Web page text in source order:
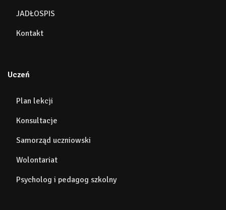
JADŁOSPIS
Kontakt
Uczeń
Plan lekcji
Konsultacje
Samorząd uczniowski
Wolontariat
Psycholog i pedagog szkolny